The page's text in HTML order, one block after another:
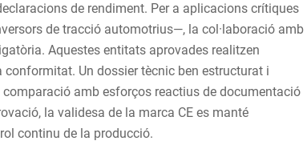
de rendiment. Per a aplicacions crítiques
de tracció automotrius—, la col·laboració amb
Aquestes entitats aprovades realitzen
Un dossier tècnic ben estructurat i
amb esforços reactius de documentació
la validesa de la marca CE es manté
continu de la producció.